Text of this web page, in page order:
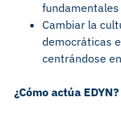
Cambiar la
democráticas
centrándose
¿Cómo actúa EDYN?